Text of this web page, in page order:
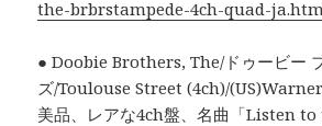
the-brbrstampede-4ch-quad-
● Doobie Brothers, The/ドゥービー
ズ/Toulouse Street (4ch)/
美品、レアな4ch盤、名曲「Listen to